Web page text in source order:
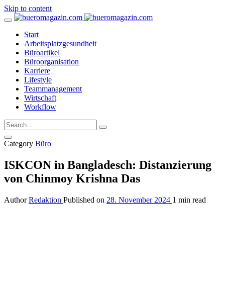
Skip to content
Start
Arbeitsplatzgesundheit
Büroartikel
Büroorganisation
Karriere
Lifestyle
Teammanagement
Wirtschaft
Workflow
Category Büro
ISKCON in Bangladesch: Distanzierung
von Chinmoy Krishna Das
Author Redaktion Published on 28. November 2024 1 min read